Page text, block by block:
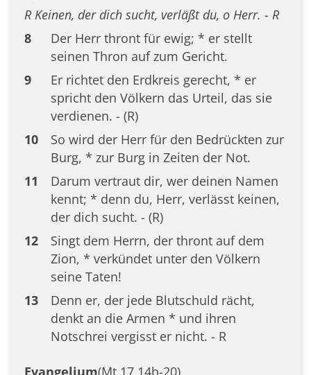
R Keinen, der dich sucht, verläßt du, o Herr. - R
8
Der Herr thront für ewig; * er stellt
seinen Thron auf zum Gericht.
9
Er richtet den Erdkreis gerecht, * er
spricht den Völkern das Urteil, das sie
verdienen. - (R)
10
So wird der Herr für den Bedrückten zur
Burg, * zur Burg in Zeiten der Not.
11
Darum vertraut dir, wer deinen Namen
kennt; * denn du, Herr, verlässt keinen,
der dich sucht. - (R)
12
Singt dem Herrn, der thront auf dem
Zion, * verkündet unter den Völkern
seine Taten!
13
Denn er, der jede Blutschuld rächt,
denkt an die Armen * und ihren
Notschrei vergisst er nicht. - R
Evangelium(Mt 17,14b-20)